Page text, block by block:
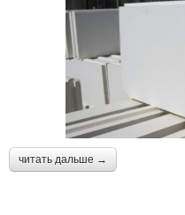
читать дальше →